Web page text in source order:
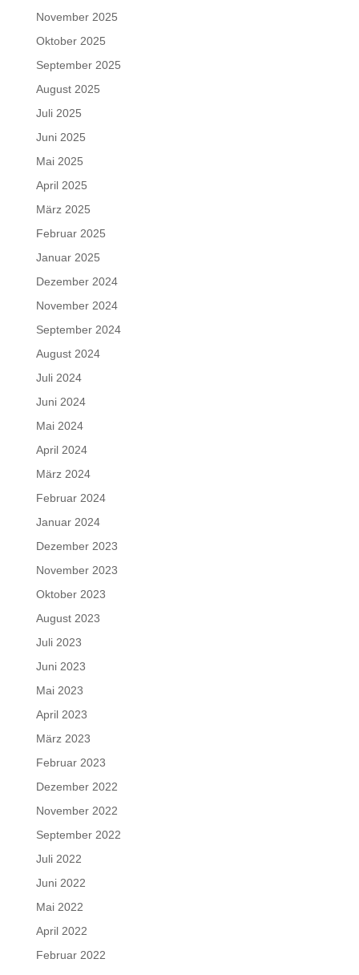
November 2025
Oktober 2025
September 2025
August 2025
Juli 2025
Juni 2025
Mai 2025
April 2025
März 2025
Februar 2025
Januar 2025
Dezember 2024
November 2024
September 2024
August 2024
Juli 2024
Juni 2024
Mai 2024
April 2024
März 2024
Februar 2024
Januar 2024
Dezember 2023
November 2023
Oktober 2023
August 2023
Juli 2023
Juni 2023
Mai 2023
April 2023
März 2023
Februar 2023
Dezember 2022
November 2022
September 2022
Juli 2022
Juni 2022
Mai 2022
April 2022
Februar 2022